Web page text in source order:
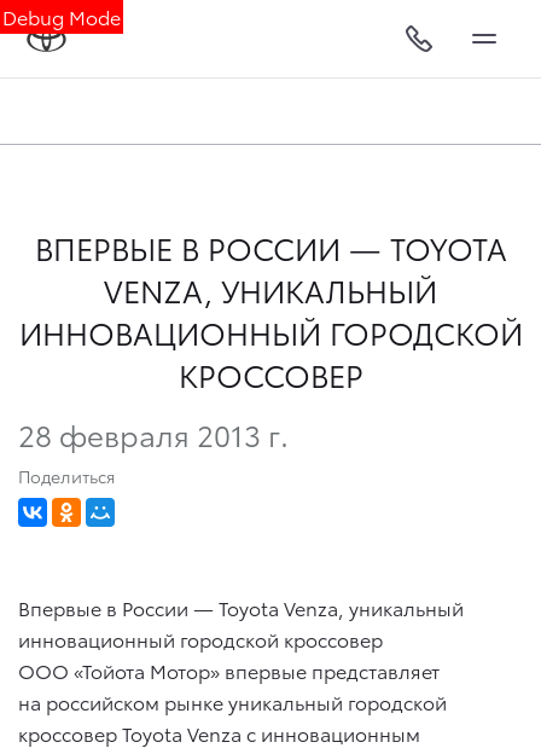
Debug Mode
ВПЕРВЫЕ В РОССИИ — TOYOTA
VENZA, УНИКАЛЬНЫЙ
ИННОВАЦИОННЫЙ ГОРОДСКОЙ
КРОССОВЕР
28 февраля 2013 г.
Поделиться
Впервые в России — Toyota Venza, уникальный
инновационный городской кроссовер
ООО «Тойота Мотор» впервые представляет
на российском рынке уникальный городской
кроссовер Toyota Venza с инновационным